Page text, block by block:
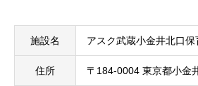
施設名 アスク武蔵小金井北口保
住所 〒184-0004 東京都小金